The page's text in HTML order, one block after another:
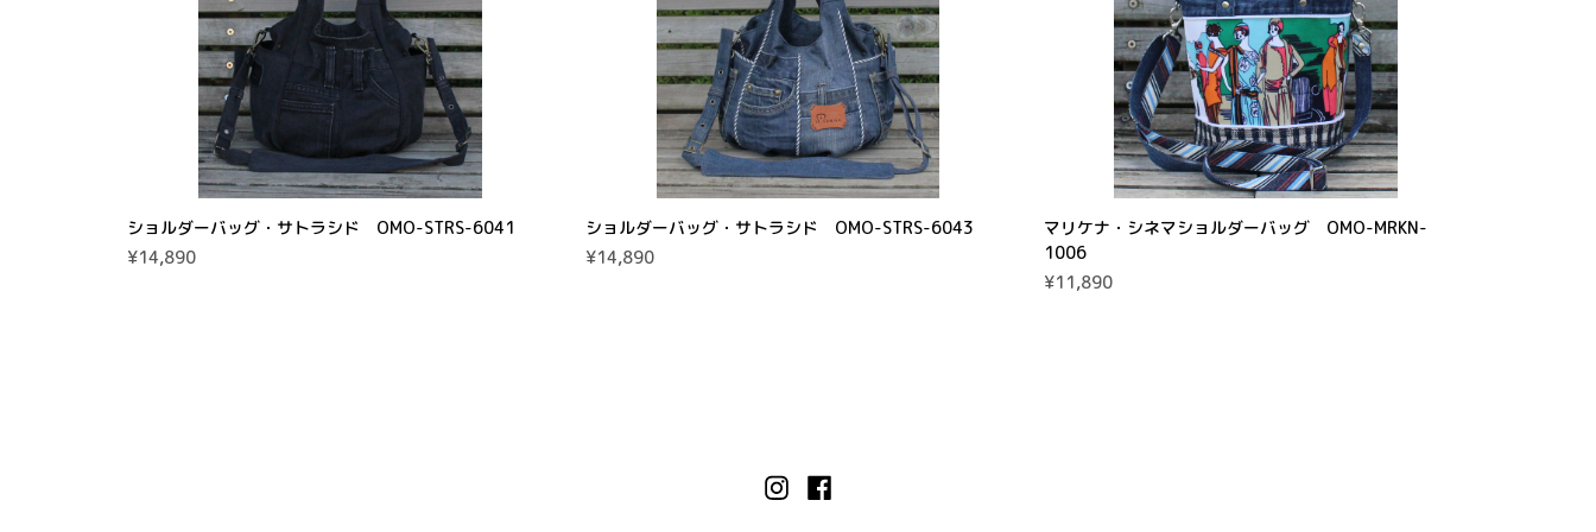
ショルダーバッグ・サトラシド OMO-STRS-6041
¥14,890
ショルダーバッグ・サトラシド OMO-STRS-6043
¥14,890
マリケナ・シネマショルダーバッグ OMO-MRKN-
1006
¥11,890